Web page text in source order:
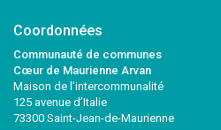
Coordonnées
Communauté de communes
Cœur de Maurienne Arvan
Maison de l’intercommunalité
125 avenue d’Italie
73300 Saint-Jean-de-Maurienne